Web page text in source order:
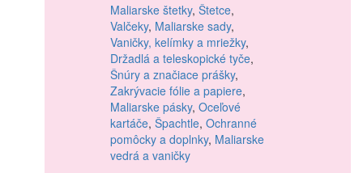
Maliarske štetky, Štetce,
Valčeky, Maliarske sady,
Vaničky, kelímky a mriežky,
Držadlá a teleskopické tyče,
Šnúry a značiace prášky,
Zakrývacie fólie a papiere,
Maliarske pásky, Oceľové
kartáče, Špachtle, Ochranné
pomôcky a doplnky, Maliarske
vedrá a vaničky